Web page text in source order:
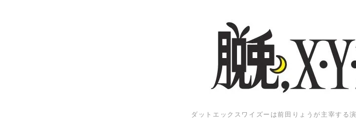
ダットエックスワイズーは前田りょうが主宰する